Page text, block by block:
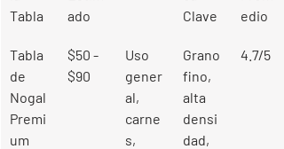
Tabla
ado
Clave
edio
Tabla
de
Nogal
Premi
um
$50 -
$90
Uso
gener
al,
carne
s,
Grano
fino,
alta
densi
dad,
4.7/5